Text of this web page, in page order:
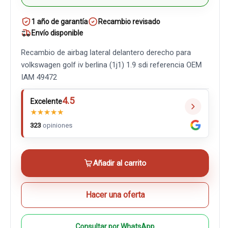
1 año de garantía
Recambio revisado
Envío disponible
Recambio de airbag lateral delantero derecho para
volkswagen golf iv berlina (1j1) 1.9 sdi referencia OEM
IAM 49472
Excelente4.5
★★★★★
323 opiniones
Añadir al carrito
Hacer una oferta